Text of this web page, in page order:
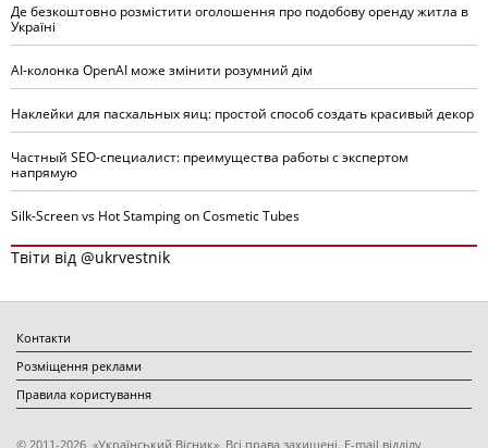
Де безкоштовно розмістити оголошення про подобову оренду житла в
Україні
AI-колонка OpenAI може змінити розумний дім
Наклейки для пасхальных яиц: простой способ создать красивый декор
Частный SEO-специалист: преимущества работы с экспертом
напрямую
Silk-Screen vs Hot Stamping on Cosmetic Tubes
Твіти від @ukrvestnik
Контакти
Розміщення реклами
Правила користування
© 2011-2026, «Український Вісник». Всі права захищені. E-mail відділу